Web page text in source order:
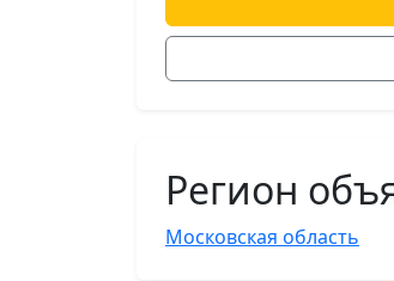
Регион
Московская область